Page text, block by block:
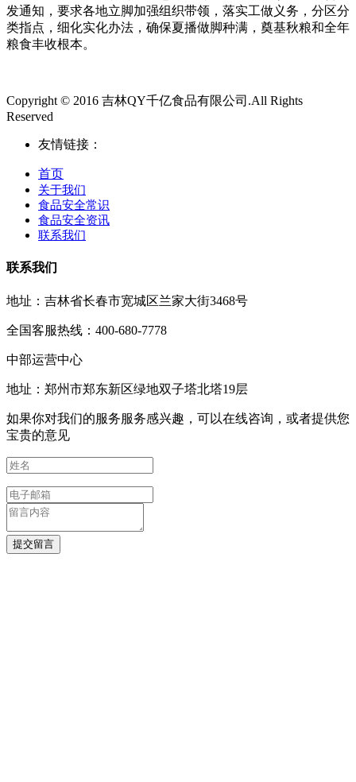
发通知，要求各地立脚加强组织带领，落实工做义务，分区分
类指点，细化实化办法，确保夏播做脚种满，奠基秋粮和全年
粮食丰收根本。
Copyright © 2016 吉林QY千亿食品有限公司.All Rights
Reserved
友情链接：
首页
关于我们
食品安全常识
食品安全资讯
联系我们
联系我们
地址：吉林省长春市宽城区兰家大街3468号
全国客服热线：400-680-7778
中部运营中心
地址：郑州市郑东新区绿地双子塔北塔19层
如果你对我们的服务服务感兴趣，可以在线咨询，或者提供您
宝贵的意见
提交留言